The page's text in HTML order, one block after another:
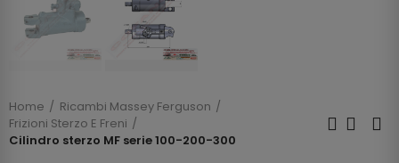
Home
Ricambi Massey Ferguson
Frizioni Sterzo E Freni
Cilindro sterzo MF serie 100-200-300